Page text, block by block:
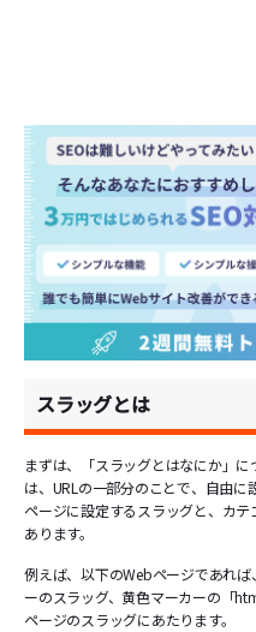
スラッグとは
まずは、「スラッグとはなにか」
は、URLの一部分のことで、自由
ページに設定するスラッグと、カ
あります。
例えば、以下のWebページであれ
ーのスラッグ、黄色マーカーの「
ページのスラッグにあたります。